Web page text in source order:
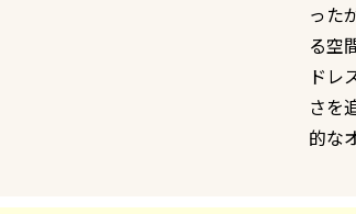
った
る空
ドレ
さを
的な